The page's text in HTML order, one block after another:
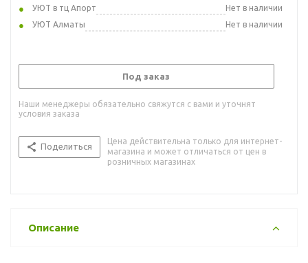
УЮТ в тц Апорт
Нет в наличии
УЮТ Алматы
Нет в наличии
Под заказ
Наши менеджеры обязательно свяжутся с вами и уточнят
условия заказа
Поделиться
Цена действительна только для интернет-
магазина и может отличаться от цен в
розничных магазинах
Описание